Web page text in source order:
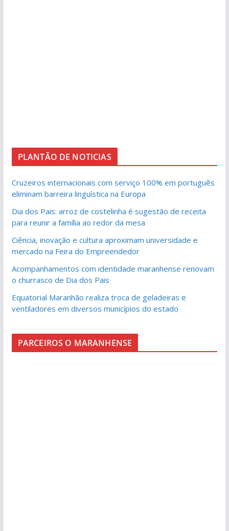
PLANTÃO DE NOTICIAS
Cruzeiros internacionais com serviço 100% em português
eliminam barreira linguística na Europa
Dia dos Pais: arroz de costelinha é sugestão de receita
para reunir a família ao redor da mesa
Ciência, inovação e cultura aproximam universidade e
mercado na Feira do Empreendedor
Acompanhamentos com identidade maranhense renovam
o churrasco de Dia dos Pais
Equatorial Maranhão realiza troca de geladeiras e
ventiladores em diversos municípios do estado
PARCEIROS O MARANHENSE